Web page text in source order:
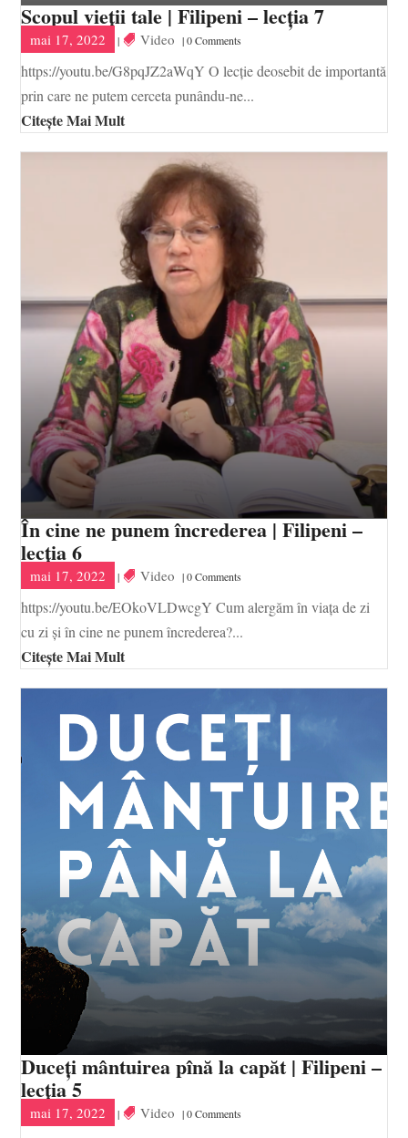
Scopul vieții tale | Filipeni – lecția 7
mai 17, 2022 | Video | 0 Comments
https://youtu.be/G8pqJZ2aWqY O lecție deosebit de importantă
prin care ne putem cerceta punându-ne...
Citește Mai Mult
În cine ne punem încrederea | Filipeni –
lecția 6
mai 17, 2022 | Video | 0 Comments
https://youtu.be/EOkoVLDwcgY Cum alergăm în viața de zi
cu zi și în cine ne punem încrederea?...
Citește Mai Mult
Duceți mântuirea pînă la capăt | Filipeni –
lecția 5
mai 17, 2022 | Video | 0 Comments